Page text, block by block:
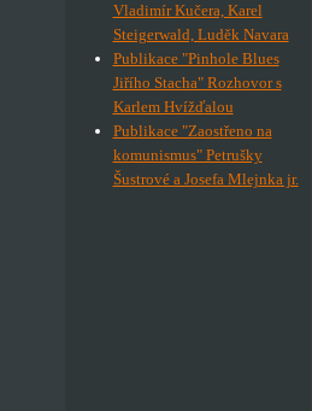
Vladimír Kučera, Karel
Steigerwald, Luděk Navara
Publikace "Pinhole Blues
Jiřího Stacha" Rozhovor s
Karlem Hvížďalou
Publikace "Zaostřeno na
komunismus" Petrušky
Šustrové a Josefa Mlejnka jr.